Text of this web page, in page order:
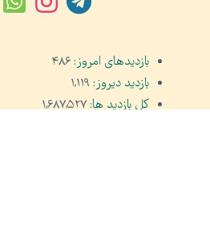
بازدیدهای امروز: ۴۸۶
بازدید دیروز: ۱,۱۱۹
کل بازدید ها:۱,۶۸۷,۵۲۷